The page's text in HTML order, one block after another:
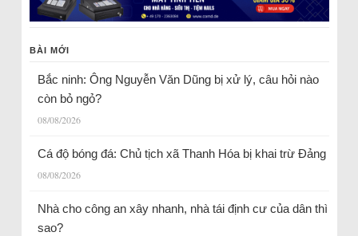
BÀI MỚI
Bắc ninh: Ông Nguyễn Văn Dũng bị xử lý, câu hỏi nào
còn bỏ ngỏ?
08/08/2026
Cá độ bóng đá: Chủ tịch xã Thanh Hóa bị khai trừ Đảng
08/08/2026
Nhà cho công an xây nhanh, nhà tái định cư của dân thì
sao?